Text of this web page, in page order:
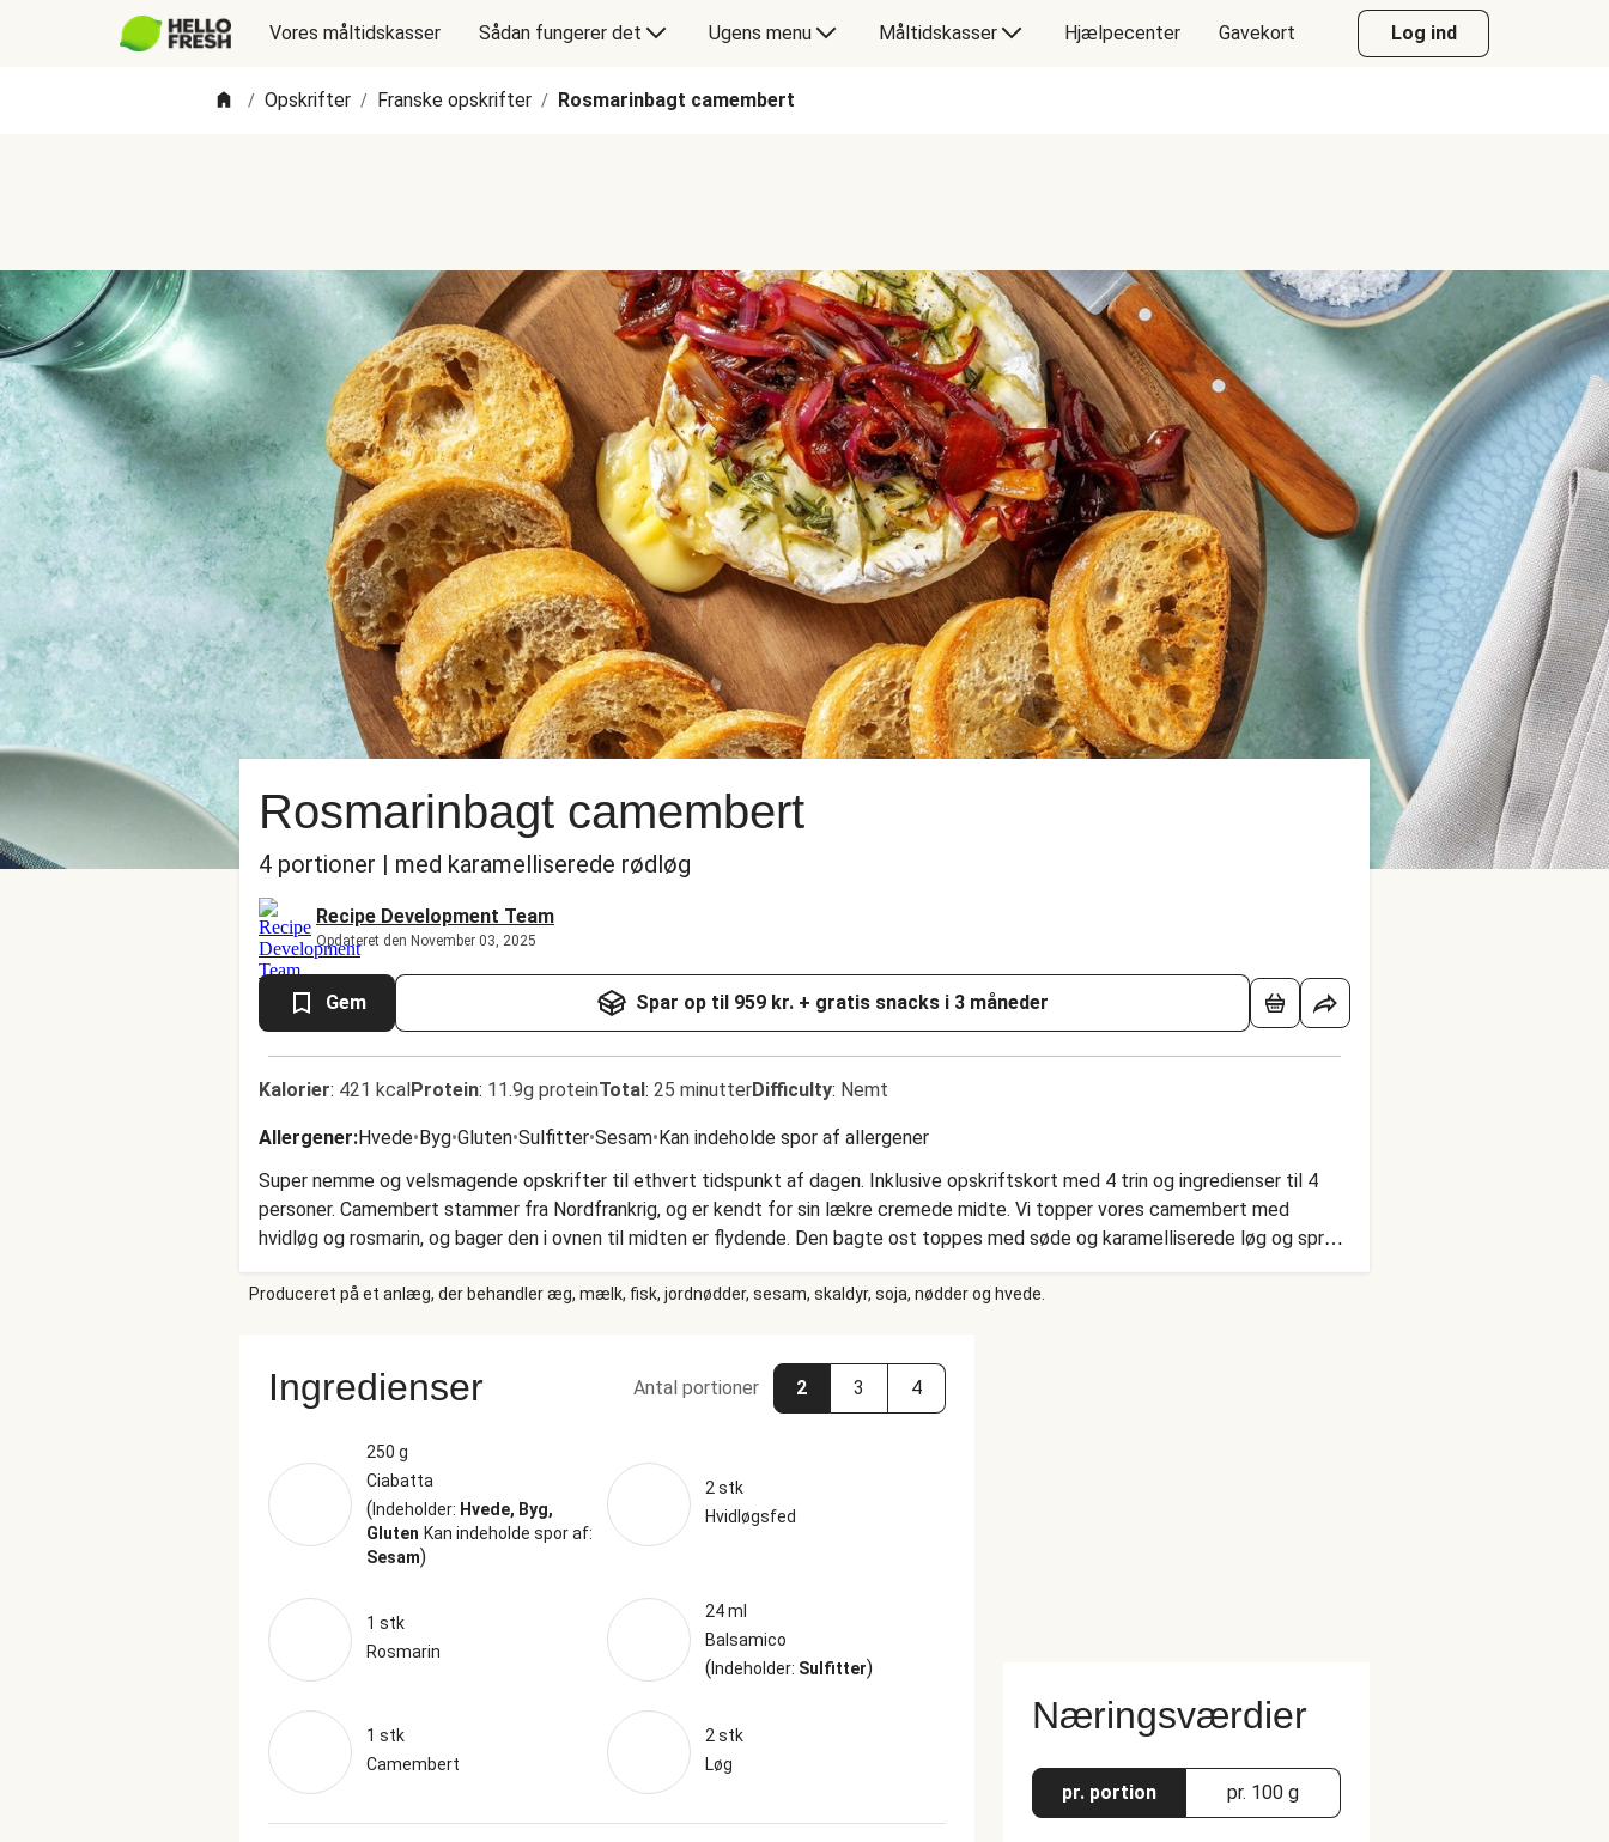
Vores måltidskasser Sådan fungerer det Ugens menu Måltidskasser Hjælpecenter Gavekort Log ind
/ Opskrifter / Franske opskrifter / Rosmarinbagt camembert
Rosmarinbagt camembert
4 portioner | med karamelliserede rødløg
Recipe Development Team
Opdateret den November 03, 2025
Gem Spar op til 959 kr. + gratis snacks i 3 måneder
Kalorier: 421 kcalProtein: 11.9g proteinTotal: 25 minutterDifficulty: Nemt
Allergener:Hvede•Byg•Gluten•Sulfitter•Sesam•Kan indeholde spor af allergener
Super nemme og velsmagende opskrifter til ethvert tidspunkt af dagen. Inklusive opskriftskort med 4 trin og ingredienser til 4
personer. Camembert stammer fra Nordfrankrig, og er kendt for sin lækre cremede midte. Vi topper vores camembert med
hvidløg og rosmarin, og bager den i ovnen til midten er flydende. Den bagte ost toppes med søde og karamelliserede løg og sprød
ciabatta. Perfekt til at dele over et hyggeligt måltid.
Produceret på et anlæg, der behandler æg, mælk, fisk, jordnødder, sesam, skaldyr, soja, nødder og hvede.
Ingredienser Antal portioner 2 3 4
250 g
Ciabatta
(Indeholder: Hvede, Byg,
Gluten Kan indeholde spor af:
Sesam)
2 stk
Hvidløgsfed
1 stk
Rosmarin
24 ml
Balsamico
(Indeholder: Sulfitter)
1 stk
Camembert
2 stk
Løg
Næringsværdier
pr. portion pr. 100 g